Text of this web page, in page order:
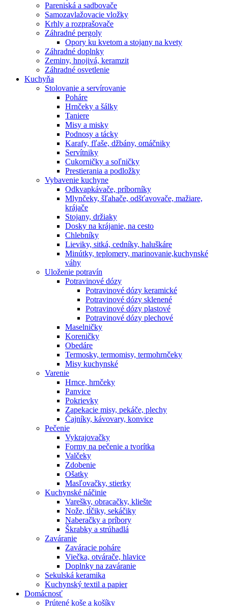
Pareniská a sadbovače
Samozavlažovacie vložky
Krhly a rozprašovače
Záhradné pergoly
Opory ku kvetom a stojany na kvety
Záhradné doplnky
Zeminy, hnojivá, keramzit
Záhradné osvetlenie
Kuchyňa
Stolovanie a servírovanie
Poháre
Hrnčeky a šálky
Taniere
Misy a misky
Podnosy a tácky
Karafy, fľaše, džbány, omáčniky
Servítniky
Cukorničky a soľničky
Prestierania a podložky
Vybavenie kuchyne
Odkvapkávače, príborníky
Mlynčeky, šľahače, odšťavovače, mažiare,
krájače
Stojany, držiaky
Dosky na krájanie, na cesto
Chlebníky
Lieviky, sitká, cedníky, haluškáre
Minútky, teplomery, marinovanie,kuchynské
váhy
Uloženie potravín
Potravinové dózy
Potravinové dózy keramické
Potravinové dózy sklenené
Potravinové dózy plastové
Potravinové dózy plechové
Maselničky
Koreničky
Obedáre
Termosky, termomisy, termohrnčeky
Misy kuchynské
Varenie
Hrnce, hrnčeky
Panvice
Pokrievky
Zapekacie misy, pekáče, plechy
Čajníky, kávovary, konvice
Pečenie
Vykrajovačky
Formy na pečenie a tvorítka
Valčeky
Zdobenie
Ošatky
Masľovačky, stierky
Kuchynské náčinie
Varešky, obracačky, kliešte
Nože, tĺčiky, sekáčiky
Naberačky a príbory
Škrabky a strúhadlá
Zaváranie
Zaváracie poháre
Viečka, otvárače, hlavice
Doplnky na zaváranie
Sekulská keramika
Kuchynský textil a papier
Domácnosť
Prútené koše a košíky